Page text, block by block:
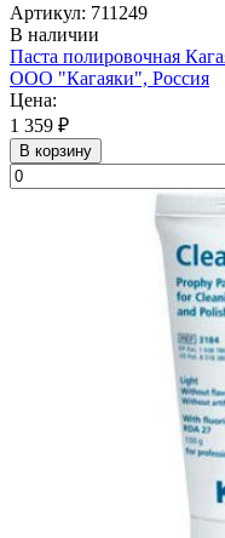
Артикул: 711249
В наличии
Паста полировочная
ООО "Кагаяки", Россия
Цена:
1 359 ₽
В корзину